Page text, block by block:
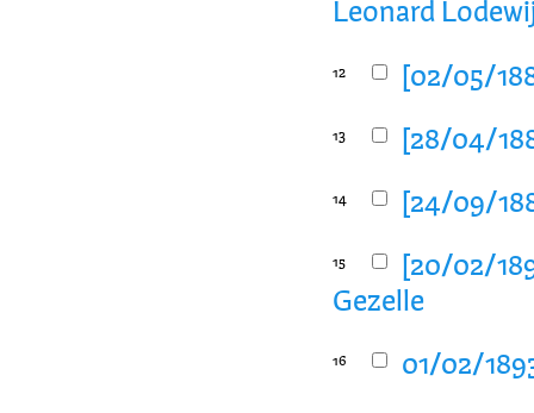
Leonard
12 [02/05/
13 [28/04/
14 [24/09/
15
[20/02/
Gezelle
16 01/02/